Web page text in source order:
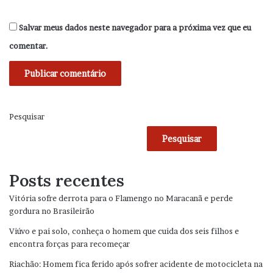
Salvar meus dados neste navegador para a próxima vez que eu
comentar.
Pesquisar
Pesquisar
Posts recentes
Vitória sofre derrota para o Flamengo no Maracanã e perde
gordura no Brasileirão
Viúvo e pai solo, conheça o homem que cuida dos seis filhos e
encontra forças para recomeçar
Riachão: Homem fica ferido após sofrer acidente de motocicleta na